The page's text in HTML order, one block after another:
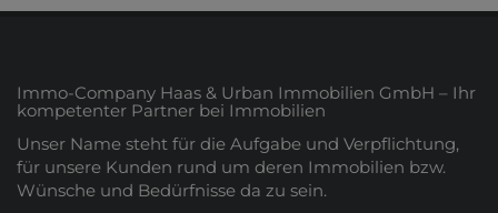
Immo-Company Haas & Urban Immobilien GmbH – Ihr
kompetenter Partner bei Immobilien
Unser Name steht für die Aufgabe und Verpflichtung,
für unsere Kunden rund um deren Immobilien bzw.
Wünsche und Bedürfnisse da zu sein.